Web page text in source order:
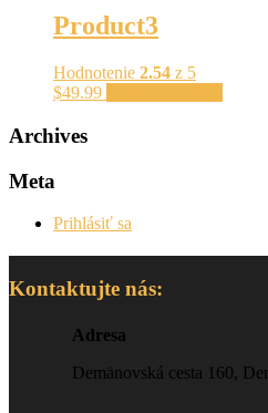
Product3
Hodnotenie 2.54 z 5
$49.99
Archives
Meta
Prihlásiť sa
Kontaktujte nás:
Adresa
Demänovská cesta 160,